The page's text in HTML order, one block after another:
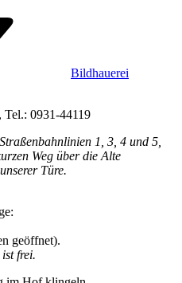
Bildhauerei
Tel.: 0931-44119
1, 3, 4 und 5,
Weg über die Alte
Türe.
geöffnet).
frei.